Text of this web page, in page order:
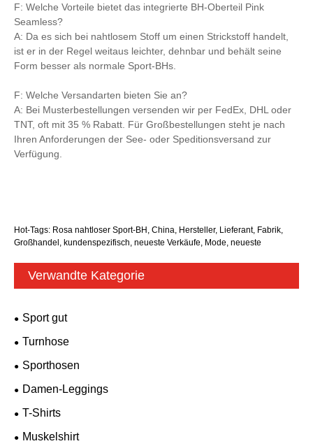
F: Welche Vorteile bietet das integrierte BH-Oberteil Pink
Seamless?
A: Da es sich bei nahtlosem Stoff um einen Strickstoff handelt,
ist er in der Regel weitaus leichter, dehnbar und behält seine
Form besser als normale Sport-BHs.
F: Welche Versandarten bieten Sie an?
A: Bei Musterbestellungen versenden wir per FedEx, DHL oder
TNT, oft mit 35 % Rabatt. Für Großbestellungen steht je nach
Ihren Anforderungen der See- oder Speditionsversand zur
Verfügung.
Hot-Tags: Rosa nahtloser Sport-BH, China, Hersteller, Lieferant, Fabrik,
Großhandel, kundenspezifisch, neueste Verkäufe, Mode, neueste
Verwandte Kategorie
Sport gut
Turnhose
Sporthosen
Damen-Leggings
T-Shirts
Muskelshirt